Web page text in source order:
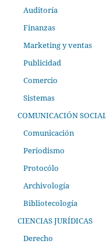
Auditoría
Finanzas
Marketing y ventas
Publicidad
Comercio
Sistemas
COMUNICACIÓN
Comunicación
Periodismo
Protocólo
Archivología
Bibliotecología
CIENCIAS JURÍDICAS
Derecho